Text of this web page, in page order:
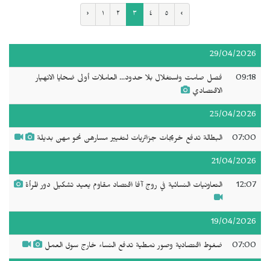
‹ ١ ٢ ٣ ٤ ٥ ›
29/04/2026
09:18
فصل صامت واستغلال بلا حدود... العاملات أولى ضحايا الانهيار
الاقتصادي
25/04/2026
07:00 البطالة تدفع خريجات جزائريات لتغيير مسارهن نحو مهن بديلة
21/04/2026
12:07 التعاونيات النسائية في روج آفا اقتصاد مقاوم يعيد تشكيل دور المرأة
19/04/2026
07:00 ضغوط اقتصادية وصور نمطية تدفع النساء خارج سوق العمل